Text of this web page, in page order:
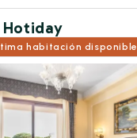
habitación disponible